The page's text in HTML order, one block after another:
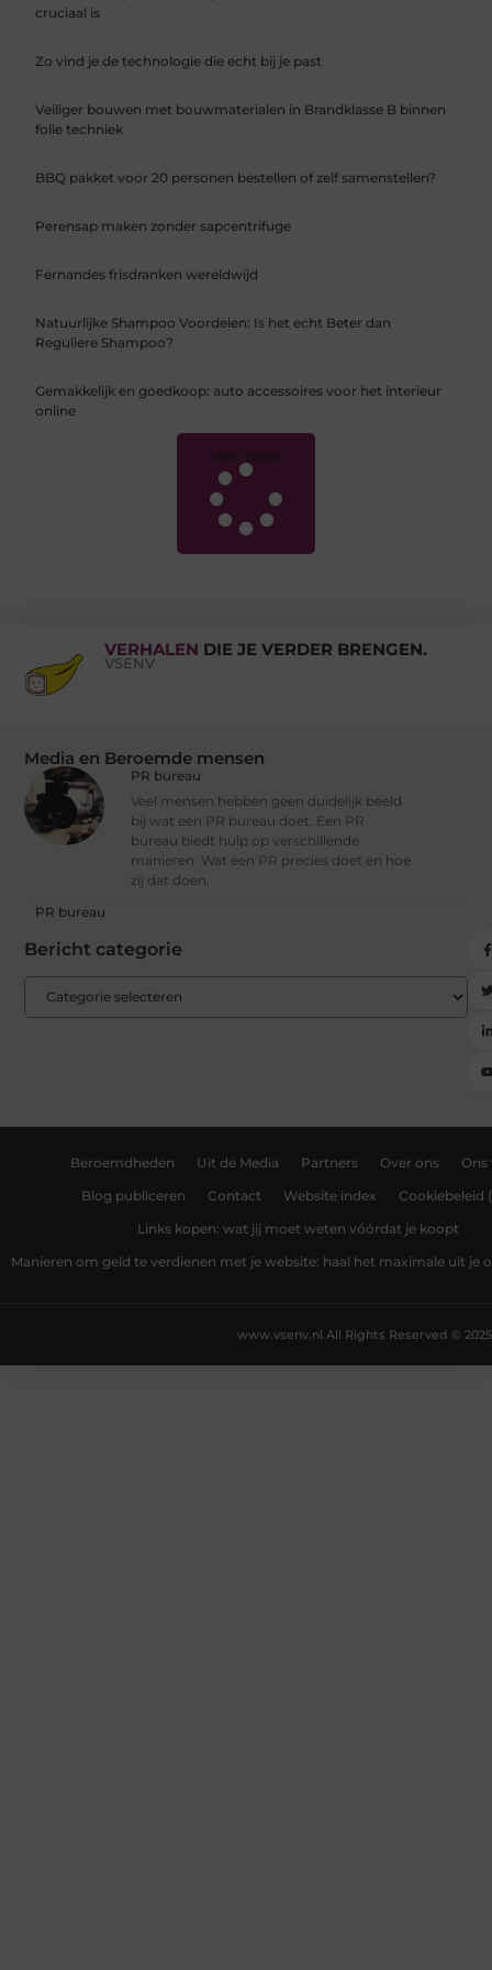
cruciaal is
Zo vind je de technologie die echt bij je past
Veiliger bouwen met bouwmaterialen in Brandklasse B binnen
folie techniek
BBQ pakket voor 20 personen bestellen of zelf samenstellen?
Perensap maken zonder sapcentrifuge
Fernandes frisdranken wereldwijd
Natuurlijke Shampoo Voordelen: Is het echt Beter dan
Reguliere Shampoo?
Gemakkelijk en goedkoop: auto accessoires voor het interieur
online
Meer laden
VERHALEN DIE JE VERDER BRENGEN.
VSENV
Media en Beroemde mensen
PR bureau
Veel mensen hebben geen duidelijk beeld
bij wat een PR bureau doet. Een PR
bureau biedt hulp op verschillende
manieren. Wat een PR precies doet en hoe
zij dat doen,
PR bureau
Bericht categorie
Beroemdheden Uit de Media Partners Over ons Ons
Blog publiceren Contact Website index Cookiebeleid
Links kopen: wat jij moet weten vóórdat je koopt
Manieren om geld te verdienen met je website: haal het maximale uit je
All Rights Reserved © 2025
www.vsenv.nl.